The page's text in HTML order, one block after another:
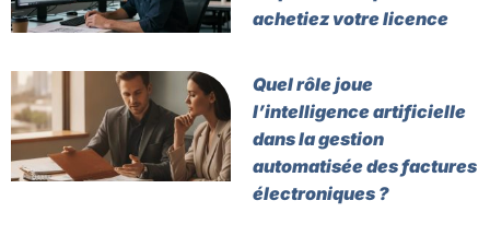
achetiez votre licence
Quel rôle joue
l’intelligence artificielle
dans la gestion
automatisée des factures
électroniques ?